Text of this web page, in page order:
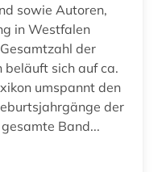
sowie Autoren,
in Westfalen
der
sich auf ca.
umspannt den
der
Band...